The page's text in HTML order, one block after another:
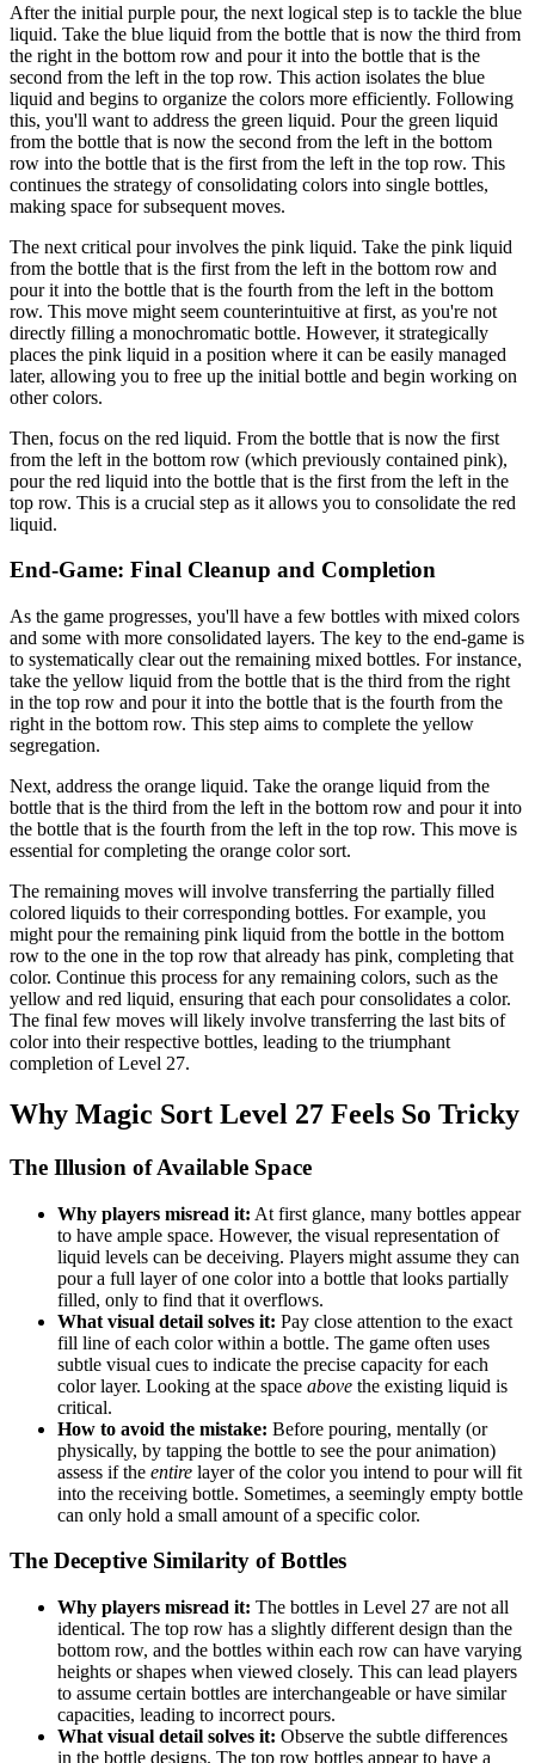
After the initial purple pour, the next logical step is to tackle the blue
liquid. Take the blue liquid from the bottle that is now the third from
the right in the bottom row and pour it into the bottle that is the
second from the left in the top row. This action isolates the blue
liquid and begins to organize the colors more efficiently. Following
this, you'll want to address the green liquid. Pour the green liquid
from the bottle that is now the second from the left in the bottom
row into the bottle that is the first from the left in the top row. This
continues the strategy of consolidating colors into single bottles,
making space for subsequent moves.
The next critical pour involves the pink liquid. Take the pink liquid
from the bottle that is the first from the left in the bottom row and
pour it into the bottle that is the fourth from the left in the bottom
row. This move might seem counterintuitive at first, as you're not
directly filling a monochromatic bottle. However, it strategically
places the pink liquid in a position where it can be easily managed
later, allowing you to free up the initial bottle and begin working on
other colors.
Then, focus on the red liquid. From the bottle that is now the first
from the left in the bottom row (which previously contained pink),
pour the red liquid into the bottle that is the first from the left in the
top row. This is a crucial step as it allows you to consolidate the red
liquid.
End-Game: Final Cleanup and Completion
As the game progresses, you'll have a few bottles with mixed colors
and some with more consolidated layers. The key to the end-game is
to systematically clear out the remaining mixed bottles. For instance,
take the yellow liquid from the bottle that is the third from the right
in the top row and pour it into the bottle that is the fourth from the
right in the bottom row. This step aims to complete the yellow
segregation.
Next, address the orange liquid. Take the orange liquid from the
bottle that is the third from the left in the bottom row and pour it into
the bottle that is the fourth from the left in the top row. This move is
essential for completing the orange color sort.
The remaining moves will involve transferring the partially filled
colored liquids to their corresponding bottles. For example, you
might pour the remaining pink liquid from the bottle in the bottom
row to the one in the top row that already has pink, completing that
color. Continue this process for any remaining colors, such as the
yellow and red liquid, ensuring that each pour consolidates a color.
The final few moves will likely involve transferring the last bits of
color into their respective bottles, leading to the triumphant
completion of Level 27.
Why Magic Sort Level 27 Feels So Tricky
The Illusion of Available Space
Why players misread it: At first glance, many bottles appear
to have ample space. However, the visual representation of
liquid levels can be deceiving. Players might assume they can
pour a full layer of one color into a bottle that looks partially
filled, only to find that it overflows.
What visual detail solves it: Pay close attention to the exact
fill line of each color within a bottle. The game often uses
subtle visual cues to indicate the precise capacity for each
color layer. Looking at the space above the existing liquid is
critical.
How to avoid the mistake: Before pouring, mentally (or
physically, by tapping the bottle to see the pour animation)
assess if the entire layer of the color you intend to pour will fit
into the receiving bottle. Sometimes, a seemingly empty bottle
can only hold a small amount of a specific color.
The Deceptive Similarity of Bottles
Why players misread it: The bottles in Level 27 are not all
identical. The top row has a slightly different design than the
bottom row, and the bottles within each row can have varying
heights or shapes when viewed closely. This can lead players
to assume certain bottles are interchangeable or have similar
capacities, leading to incorrect pours.
What visual detail solves it: Observe the subtle differences
in the bottle designs. The top row bottles appear to have a